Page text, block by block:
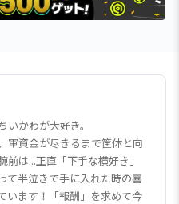
かわが大好き。
軍資金が尽きるまで筐体と向
前は...正直「下手な横好き」
て半泣きで手に入れた時の喜
います！「報酬」を求めて今